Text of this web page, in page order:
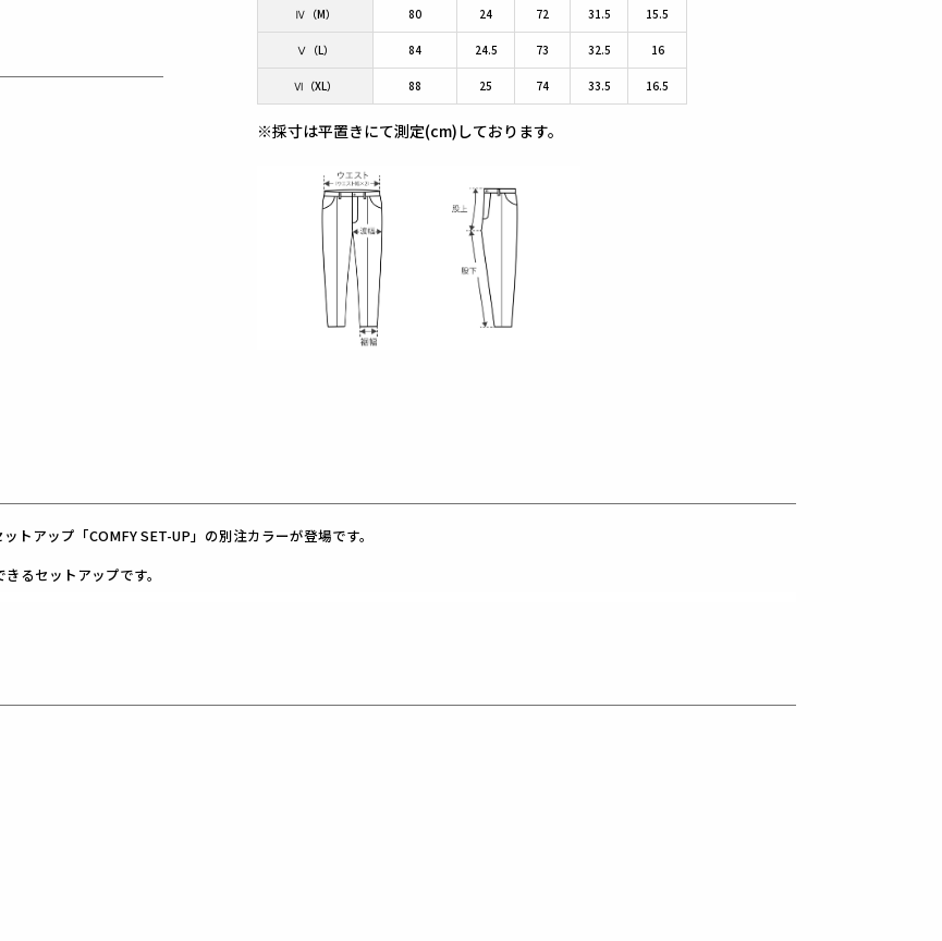
Ⅳ（M） 80 24 72 31.5 15.5
Ⅴ（L） 84 24.5 73 32.5 16
Ⅵ（XL） 88 25 74 33.5 16.5
※採寸は平置きにて測定(cm)しております。
アップ「COMFY SET-UP」の別注カラーが登場です。
るセットアップです。
え高機能ストレッチ素材と
をキープしてくれます。
なダブル仕立て。
品格を保つことができ、
プに仕上げています。